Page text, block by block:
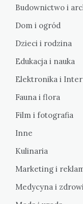
Budownictwo i
Dom i ogród
Dzieci i rodzina
Edukacja i nauka
Elektronika i
Fauna i flora
Film i fotografia
Inne
Kulinaria
Marketing i
Medycyna i